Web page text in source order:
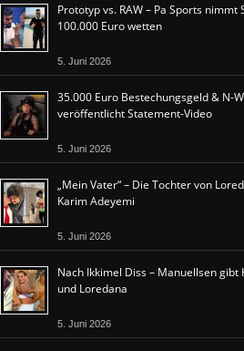
Prototyp vs. RAW – Pa Sports
100.000 Euro wetten
5. Juni 2026
35.000 Euro Bestechungsgeld & N-
veröffentlicht Statement-Video
5. Juni 2026
„Mein Vater“ – Die Tochter von
Karim Adeyemi
5. Juni 2026
Nach Ikkimel Diss – Manuellsen
und Loredana
5. Juni 2026